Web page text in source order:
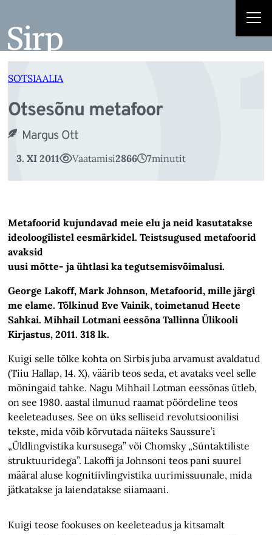
juurde
SOTSIAALIA
Otsesõnu metafoor
Margus Ott
3. XI 2011 Vaatamisi2866 7minutit
Metafoorid kujundavad meie elu ja neid kasutatakse
ideoloogilistel eesmärkidel. Teistsugused metafoorid
avaksid
uusi mõtte- ja ühtlasi ka tegutsemisvõimalusi.
George Lakoff, Mark Johnson, Metafoorid, mille järgi
me elame. Tõlkinud Eve Vainik, toimetanud Heete
Sahkai. Mihhail Lotmani eessõna Tallinna Ülikooli
Kirjastus, 2011. 318 lk.
Kuigi selle tõlke kohta on Sirbis juba arvamust avaldatud
(Tiiu Hallap, 14. X), väärib teos seda, et avataks veel selle
mõningaid tahke. Nagu Mihhail Lotman eessõnas ütleb,
on see 1980. aastal ilmunud raamat pöördeline teos
keeleteaduses. See on üks selliseid revolutsioonilisi
tekste, mida võib kõrvutada näiteks Saussure’i
„Üldlingvistika kursusega” või Chomsky „Süntaktiliste
struktuuridega”. Lakoffi ja Johnsoni teos pani suurel
määral aluse kognitiivlingvistika uurimissuunale, mida
jätkatakse ja laiendatakse siiamaani.
Kuigi teose fookuses on keeleteadus ja kitsamalt